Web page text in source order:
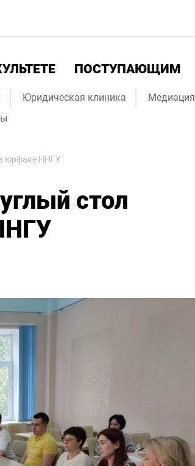
ПОСТУПАЮЩИМ
Юридическая клиника Медиация
юрфаке ННГУ
стол